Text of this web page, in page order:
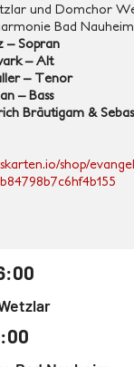
und Domchor
Bad Nauheim
– Sopran
– Alt
– Tenor
– Bass
Bräutigam &
shop/